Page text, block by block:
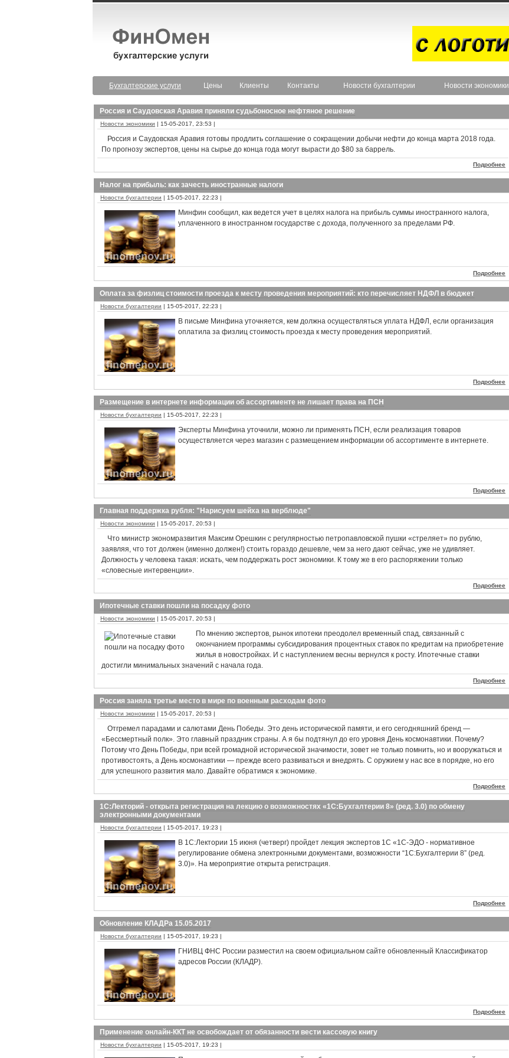
Бухгалтерские услуги
Цены Клиенты Контакты Новости бухгалтерии Новости экономики
Россия и Саудовская Аравия приняли судьбоносное нефтяное решение
Новости экономики | 15-05-2017, 23:53 |
Россия и Саудовская Аравия готовы продлить соглашение о сокращении добычи нефти до конца марта 2018 года.
По прогнозу экспертов, цены на сырье до конца года могут вырасти до $80 за баррель.
Подробнее
Налог на прибыль: как зачесть иностранные налоги
Новости бухгалтерии | 15-05-2017, 22:23 |
Минфин сообщил, как ведется учет в целях налога на прибыль суммы иностранного налога,
уплаченного в иностранном государстве с дохода, полученного за пределами РФ.
Подробнее
Оплата за физлиц стоимости проезда к месту проведения мероприятий: кто перечисляет НДФЛ в бюджет
Новости бухгалтерии | 15-05-2017, 22:23 |
В письме Минфина уточняется, кем должна осуществляться уплата НДФЛ, если организация
оплатила за физлиц стоимость проезда к месту проведения мероприятий.
Подробнее
Размещение в интернете информации об ассортименте не лишает права на ПСН
Новости бухгалтерии | 15-05-2017, 22:23 |
Эксперты Минфина уточнили, можно ли применять ПСН, если реализация товаров
осуществляется через магазин с размещением информации об ассортименте в интернете.
Подробнее
Главная поддержка рубля: "Нарисуем шейха на верблюде"
Новости экономики | 15-05-2017, 20:53 |
Что министр экономразвития Максим Орешкин с регулярностью петропавловской пушки «стреляет» по рублю,
заявляя, что тот должен (именно должен!) стоить гораздо дешевле, чем за него дают сейчас, уже не удивляет.
Должность у человека такая: искать, чем поддержать рост экономики. К тому же в его распоряжении только
«словесные интервенции».
Подробнее
Ипотечные ставки пошли на посадку фото
Новости экономики | 15-05-2017, 20:53 |
По мнению экспертов, рынок ипотеки преодолел временный спад, связанный с
окончанием программы субсидирования процентных ставок по кредитам на приобретение
жилья в новостройках. И с наступлением весны вернулся к росту. Ипотечные ставки
достигли минимальных значений с начала года.
Подробнее
Россия заняла третье место в мире по военным расходам фото
Новости экономики | 15-05-2017, 20:53 |
Отгремел парадами и салютами День Победы. Это день исторической памяти, и его сегодняшний бренд —
«Бессмертный полк». Это главный праздник страны. А я бы подтянул до его уровня День космонавтики. Почему?
Потому что День Победы, при всей громадной исторической значимости, зовет не только помнить, но и вооружаться и
противостоять, а День космонавтики — прежде всего развиваться и внедрять. С оружием у нас все в порядке, но его
для успешного развития мало. Давайте обратимся к экономике.
Подробнее
1С:Лекторий - открыта регистрация на лекцию о возможностях «1С:Бухгалтерии 8» (ред. 3.0) по обмену
электронными документами
Новости бухгалтерии | 15-05-2017, 19:23 |
В 1С:Лектории 15 июня (четверг) пройдет лекция экспертов 1С «1С-ЭДО - нормативное
регулирование обмена электронными документами, возможности “1С:Бухгалтерии 8” (ред.
3.0)». На мероприятие открыта регистрация.
Подробнее
Обновление КЛАДРа 15.05.2017
Новости бухгалтерии | 15-05-2017, 19:23 |
ГНИВЦ ФНС России разместил на своем официальном сайте обновленный Классификатор
адресов России (КЛАДР).
Подробнее
Применение онлайн-ККТ не освобождает от обязанности вести кассовую книгу
Новости бухгалтерии | 15-05-2017, 19:23 |